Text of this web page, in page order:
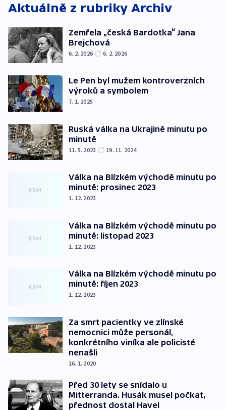
Aktuálně z rubriky Archiv
Zemřela „česká Bardotka“ Jana
Brejchová
6. 2. 2026 6. 2. 2026
Le Pen byl mužem kontroverzních
výroků a symbolem
7. 1. 2025
Ruská válka na Ukrajině minutu po
minutě
11. 5. 2023 19. 11. 2024
Válka na Blízkém východě minutu po
minutě: prosinec 2023
1. 12. 2023
Válka na Blízkém východě minutu po
minutě: listopad 2023
1. 12. 2023
Válka na Blízkém východě minutu po
minutě: říjen 2023
1. 12. 2023
Za smrt pacientky ve zlínské
nemocnici může personál,
konkrétního viníka ale policisté
nenašli
16. 1. 2020
Před 30 lety se snídalo u
Mitterranda. Husák musel počkat,
přednost dostal Havel